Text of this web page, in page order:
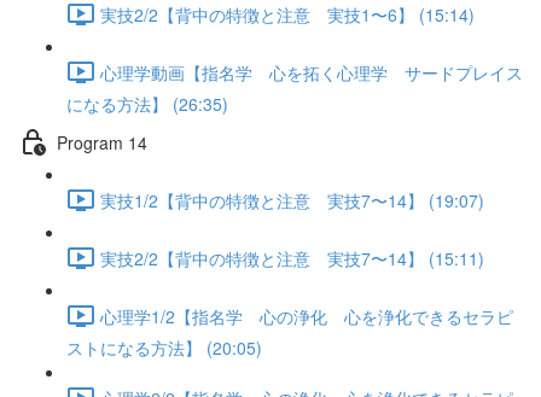
実技2/2【背中の特徴と注意 実技1〜6】 (15:14)
心理学動画【指名学 心を拓く心理学 サードプレイス
になる方法】 (26:35)
Program 14
実技1/2【背中の特徴と注意 実技7〜14】 (19:07)
実技2/2【背中の特徴と注意 実技7〜14】 (15:11)
心理学1/2【指名学 心の浄化 心を浄化できるセラピ
ストになる方法】 (20:05)